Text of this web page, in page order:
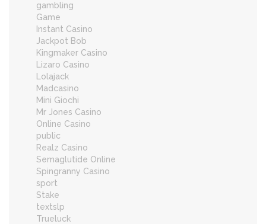
gambling
Game
Instant Casino
Jackpot Bob
Kingmaker Casino
Lizaro Casino
Lolajack
Madcasino
Mini Giochi
Mr Jones Casino
Online Casino
public
Realz Casino
Semaglutide Online
Spingranny Casino
sport
Stake
textslp
Trueluck